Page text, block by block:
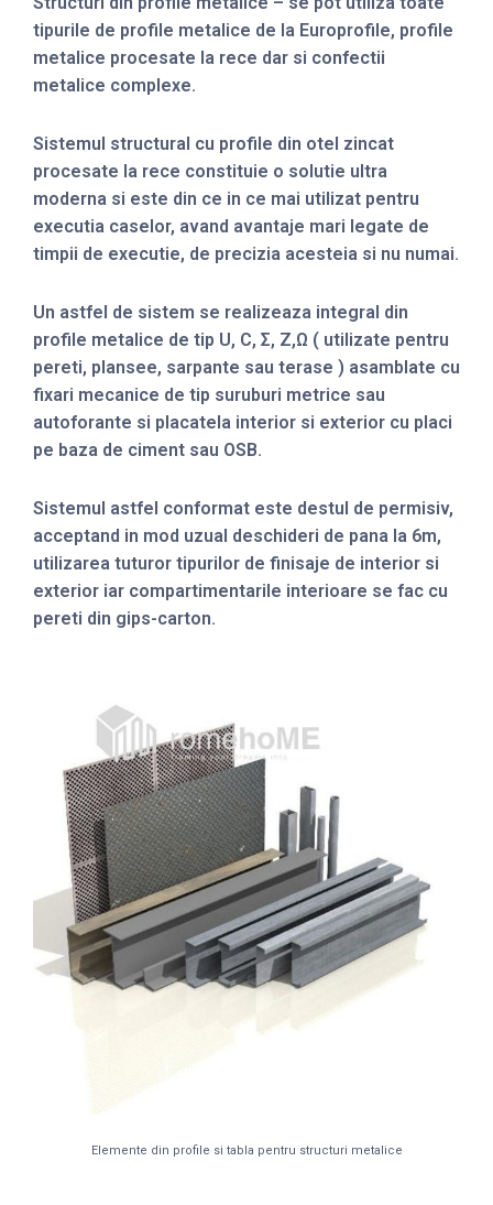
tipurile de profile metalice de la Europrofile, profile
metalice procesate la rece dar si confectii
metalice complexe.
Sistemul structural cu profile din otel zincat
procesate la rece constituie o solutie ultra
moderna si este din ce in ce mai utilizat pentru
executia caselor, avand avantaje mari legate de
timpii de executie, de precizia acesteia si nu numai.
Un astfel de sistem se realizeaza integral din
profile metalice de tip U, C, Σ, Z,Ω ( utilizate pentru
pereti, plansee, sarpante sau terase ) asamblate cu
fixari mecanice de tip suruburi metrice sau
autoforante si placatela interior si exterior cu placi
pe baza de ciment sau OSB.
Sistemul astfel conformat este destul de permisiv,
acceptand in mod uzual deschideri de pana la 6m,
utilizarea tuturor tipurilor de finisaje de interior si
exterior iar compartimentarile interioare se fac cu
pereti din gips-carton.
Elemente din profile si tabla pentru structuri metalice